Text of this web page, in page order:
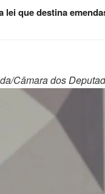
lei que destina
Câmara dos